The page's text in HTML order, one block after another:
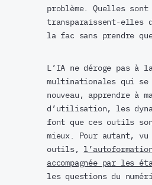
problème. Quelles
transparaissent-elles
la fac sans prendre
L’IA ne déroge pas à
multinationales qui
nouveau, apprendre à
d’utilisation, les
font que ces outils
mieux. Pour autant,
outils,
accompagnée par les
les questions du